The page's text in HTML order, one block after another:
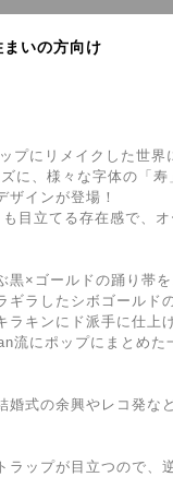
まいの方向け
プにリメイクした世界
に、様々な字体の「寿
インが登場！
目立てる存在感で、オ
×ゴールドの踊り帯を
ギラしたシボゴールド
キンにド派手に仕上
流にポップにまとめた
婚式の余興やレコ発な
ラップが目立つので、